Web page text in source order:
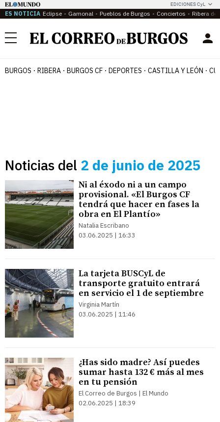
EDICIONES CyL
ES NOTICIA Eclipse Gamonal Pueblos de Burgos Conciertos Ribera del
Menú
BURGOS RIBERA BURGOS CF DEPORTES CASTILLA Y LEÓN
Noticias del 2 de junio de 2025
Ni al éxodo ni a un campo
provisional. «El Burgos CF
tendrá que hacer en fases la
obra en El Plantío»
Natalia Escribano
03.06.2025 | 16:33
La tarjeta BUSCyL de
transporte gratuito entrará
en servicio el 1 de septiembre
Virginia Martín
03.06.2025 | 11:46
¿Has sido madre? Así puedes
sumar hasta 132 € más al mes
en tu pensión
El Correo de Burgos | El Mundo
02.06.2025 | 18:39